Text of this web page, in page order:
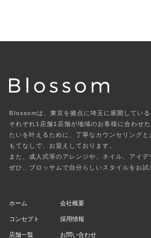
Blossomは、東京を拠点に埼玉に展開している
それぞれ1店舗1店舗が地域のお客様に合わせた
たいを叶えるために、丁寧なカウンセリング
もてなしで、お迎えしております。
また、成人式等のアレンジや、ネイル、アイ
ぜひ、ブロッサムで自分らしいスタイルをお試
ホーム
コンセプト
店舗一覧
会社概要
採用情報
お問い合わせ